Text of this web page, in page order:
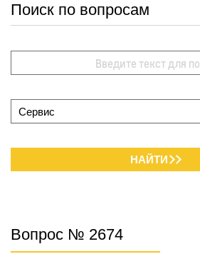
Поиск по вопросам
Сервис
НАЙТИ
Вопрос № 2674